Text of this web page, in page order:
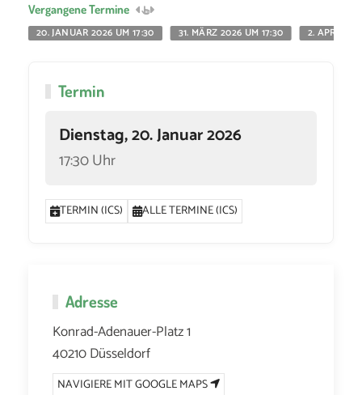
Vergangene Termine
20. JANUAR 2026 UM 17:30
31. MÄRZ 2026 UM 17:30 2. APRIL
Termin
Dienstag, 20. Januar 2026
17:30 Uhr
TERMIN (ICS) ALLE TERMINE (ICS)
Adresse
Konrad-Adenauer-Platz 1
40210 Düsseldorf
NAVIGIERE MIT GOOGLE MAPS